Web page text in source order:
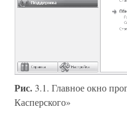
Рис. 3.1. Главное окно
Касперского»